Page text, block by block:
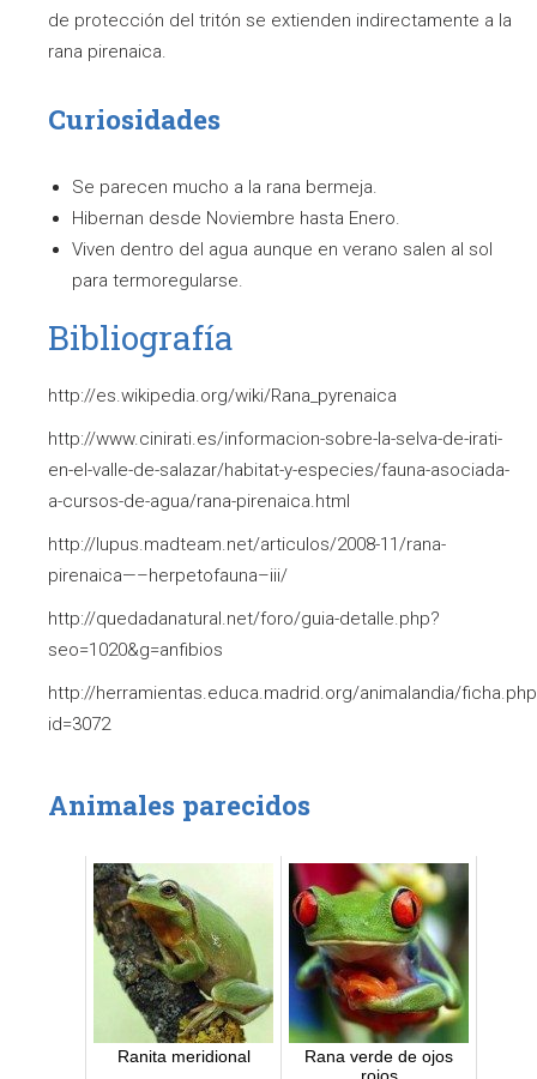
de protección del tritón se extienden indirectamente a la
rana pirenaica.
Curiosidades
Se parecen mucho a la rana bermeja.
Hibernan desde Noviembre hasta Enero.
Viven dentro del agua aunque en verano salen al sol
para termoregularse.
Bibliografía
http://es.wikipedia.org/wiki/Rana_pyrenaica
http://www.cinirati.es/informacion-sobre-la-selva-de-irati-
en-el-valle-de-salazar/habitat-y-especies/fauna-asociada-
a-cursos-de-agua/rana-pirenaica.html
http://lupus.madteam.net/articulos/2008-11/rana-
pirenaica—–herpetofauna–iii/
http://quedadanatural.net/foro/guia-detalle.php?
seo=1020&g=anfibios
http://herramientas.educa.madrid.org/animalandia/
id=3072
Animales parecidos
Ranita meridional
Rana verde de ojos